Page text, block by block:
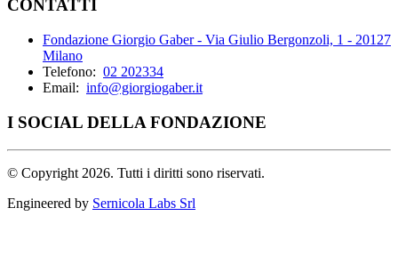
CONTATTI
Fondazione Giorgio Gaber - Via Giulio Bergonzoli, 1 - 20127
Milano
Telefono: 02 202334
Email: info@giorgiogaber.it
I SOCIAL DELLA FONDAZIONE
© Copyright 2026. Tutti i diritti sono riservati.
Engineered by Sernicola Labs Srl